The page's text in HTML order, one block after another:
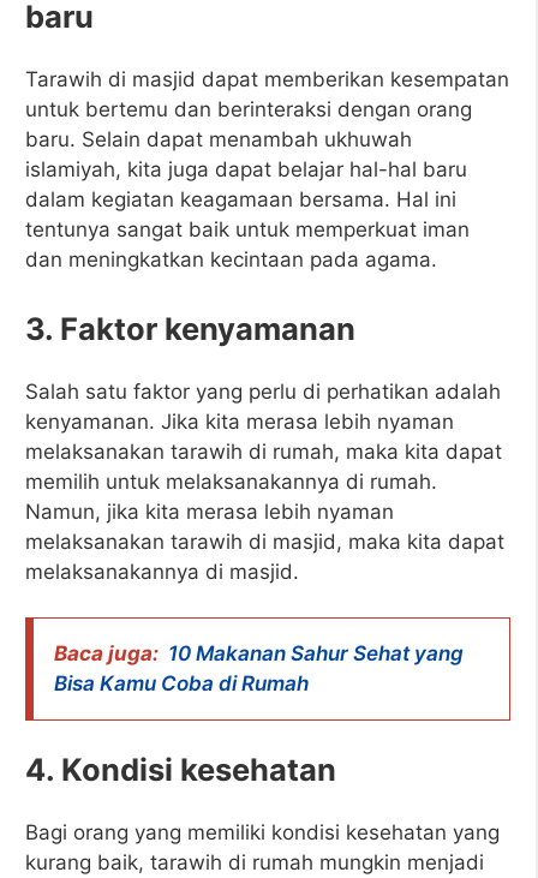
baru
Tarawih di masjid dapat memberikan kesempatan
untuk bertemu dan berinteraksi dengan orang
baru. Selain dapat menambah ukhuwah
islamiyah, kita juga dapat belajar hal-hal baru
dalam kegiatan keagamaan bersama. Hal ini
tentunya sangat baik untuk memperkuat iman
dan meningkatkan kecintaan pada agama.
3. Faktor kenyamanan
Salah satu faktor yang perlu di perhatikan adalah
kenyamanan. Jika kita merasa lebih nyaman
melaksanakan tarawih di rumah, maka kita dapat
memilih untuk melaksanakannya di rumah.
Namun, jika kita merasa lebih nyaman
melaksanakan tarawih di masjid, maka kita dapat
melaksanakannya di masjid.
Baca juga: 10 Makanan Sahur Sehat yang
Bisa Kamu Coba di Rumah
4. Kondisi kesehatan
Bagi orang yang memiliki kondisi kesehatan yang
kurang baik, tarawih di rumah mungkin menjadi